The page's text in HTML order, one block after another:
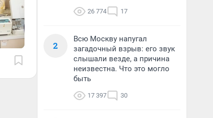
26 774 17
2
Всю Москву напугал
загадочный взрыв: его звук
слышали везде, а причина
неизвестна. Что это могло
быть
17 397 30